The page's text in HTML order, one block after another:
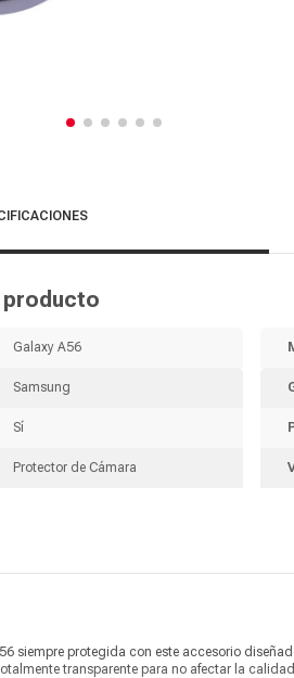
Galaxy A56
Samsung
Sí
Protector de Cámara
siempre protegida con este accesorio
transparente para no afectar la